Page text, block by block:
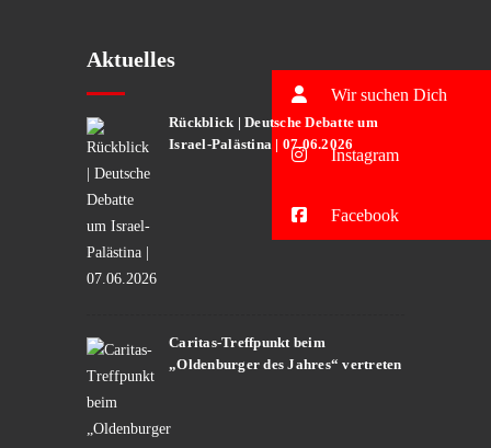
Aktuelles
Rückblick | Deutsche Debatte um
Israel-Palästina | 07.06.2026
Caritas-Treffpunkt beim
„Oldenburger des Jahres“ vertreten
Wir suchen Dich
Instagram
Facebook